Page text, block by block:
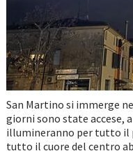
San Martino si immerge
giorni sono state accese,
illumineranno per tutto il
tutto il cuore del centro